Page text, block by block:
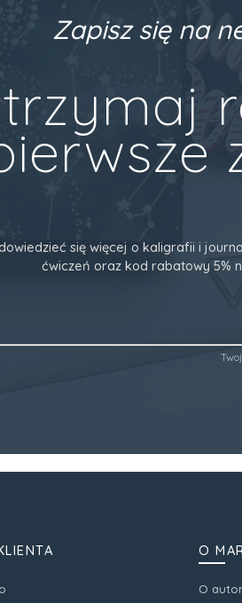
Zapisz się na
się więcej o kaligrafii i
ćwiczeń oraz kod rabatowy 5%
O
O